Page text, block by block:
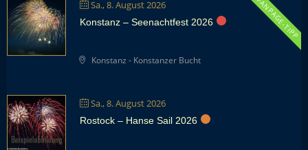
Sa., 8. August 2026 FANPAGE-TIPP
Konstanz – Seenachtfest 2026
Konstanz - Konstanzer Bucht
Sa., 8. August 2026
Rostock – Hanse Sail 2026